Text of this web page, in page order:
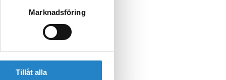
Marknadsföring
Tillåt alla